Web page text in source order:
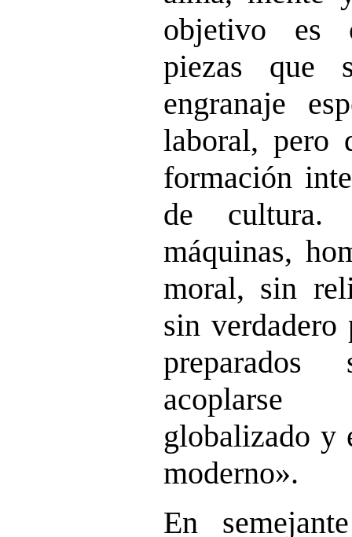
objetivo es
piezas que
engranaje
laboral, pero
formación
de cultura.
máquinas,
moral, sin
sin verdadero
preparados
acoplarse
globalizado y
moderno».
En